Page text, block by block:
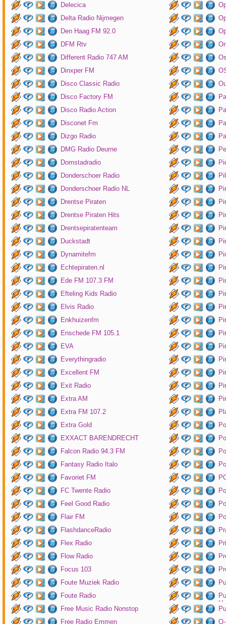
Delecica
Delta Radio Nijmegen
Den Haag FM 92.0
DFM Rtv
Different Radio 747 AM
Dinxper FM
Disco Classic Radio
Disco Factory FM
Disco Radio Action
Disconet Fm
Dizgo Radio
DMG Radio Deurne
Domstadradio
Donderschoer Radio
Donderschoer Radio NL
Drentse Piraten
Drentse Piraten Hits
Drentsepiratenteam
Duckstadt
Dynamitefm
Echtepiraten.nl
Ede FM 107.3 FM
Efteling Kids Radio
Elvis Radio
Enkhuizenfm
Enschede FM 105.1
EVA
Everythingradio
Excellent FM
Exit Radio
Extra AM
Extra FM 107.2
Extra Gold
EXXACT BARENDRECHT
Falcon Radio 94.3 FM
Fantasy Radio Italo
Favoriet FM
FC Twente Radio
Feel Good Radio
Flair FM
FlashdanceRadio
Flex Radio
Flow Radio
Focus 103
Foute Muziek Radio
Foute Radio
Free Music Radio Nonstop
Free Radio Emmen